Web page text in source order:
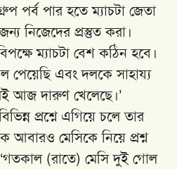
পর্ব পার হতে ম্যাচটা জেতা
নিজেদের প্রস্তুত করা।
ম্যাচটা বেশ কঠিন হবে।
পেয়েছি এবং দলকে সাহায্য
আজ দারুণ খেলেছে।’
প্রশ্নে এগিয়ে চলে তার
আবারও মেসিকে নিয়ে প্রশ্ন
(রাতে) মেসি দুই গোল